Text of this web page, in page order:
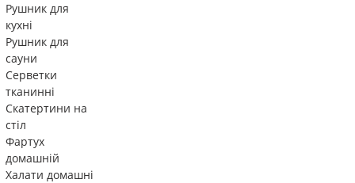
Рушник для
кухні
Рушник для
сауни
Серветки
тканинні
Скатертини на
стіл
Фартух
домашній
Халати домашні